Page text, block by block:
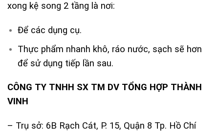
xong kệ song 2 tầng là nơi:
Để các dụng cụ.
Thực phẩm nhanh khô, ráo nước, sạch sẽ hơn
để sử dụng tiếp lần sau.
CÔNG TY TNHH SX TM DV TỔNG HỢP THÀNH
VINH
– Trụ sở: 6B Rạch Cát, P. 15, Quận 8 Tp. Hồ Chí